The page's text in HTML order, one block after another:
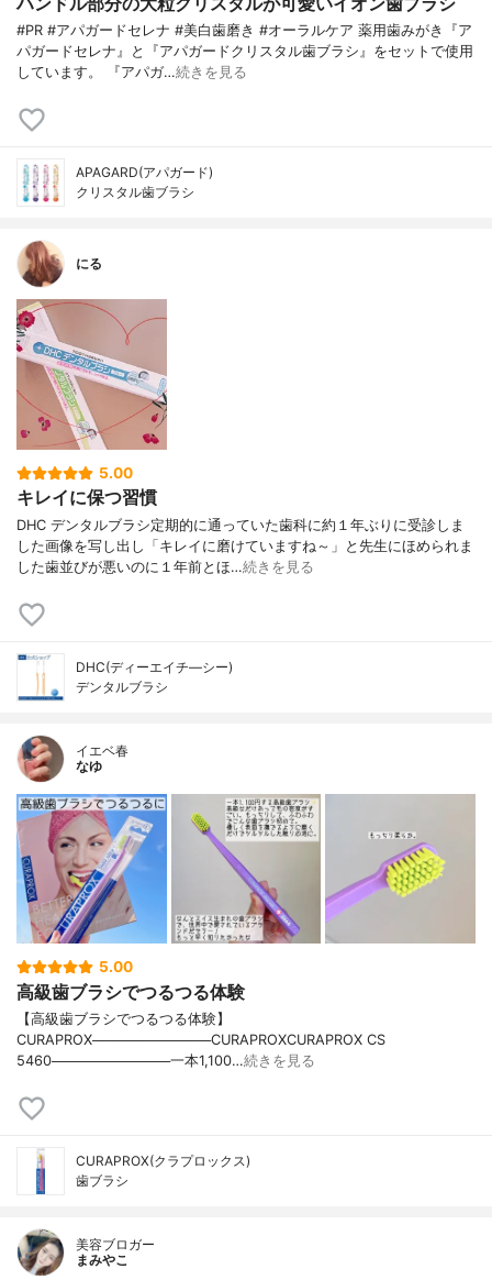
#PR #アパガードセレナ #美白歯磨き #オーラルケア 薬用歯みがき『ア
パガードセレナ』と『アパガードクリスタル歯ブラシ』をセットで使用
しています。 『アパガ…続きを見る
APAGARD(アパガード)
クリスタル歯ブラシ
にる
5.00
キレイに保つ習慣
DHC デンタルブラシ定期的に通っていた歯科に約１年ぶりに受診しま
した画像を写し出し「キレイに磨けていますね～」と先生にほめられま
した歯並びが悪いのに１年前とほ…続きを見る
DHC(ディーエイチ―シー)
デンタルブラシ
イエベ春
なゆ
5.00
高級歯ブラシでつるつる体験
【高級歯ブラシでつるつる体験】
CURAPROX────────────CURAPROXCURAPROX CS
5460────────────一本1,100…続きを見る
CURAPROX(クラプロックス)
歯ブラシ
美容ブロガー
まみやこ